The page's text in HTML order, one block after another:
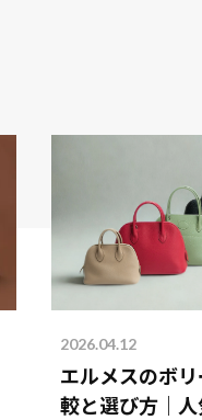
2026.04.12
エルメスのボ
較と選び方｜